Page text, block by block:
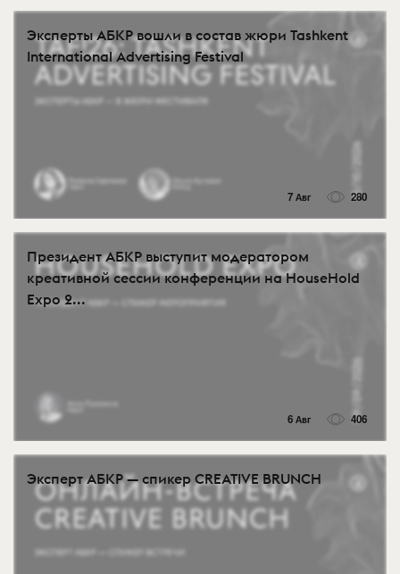
Эксперты АБКР вошли в состав жюри Tashkent
International Advertising Festival
7 Авг 280
Президент АБКР выступит модератором
креативной сессии конференции на HouseHold
Expo 2...
6 Авг 406
Эксперт АБКР — спикер CREATIVE BRUNCH